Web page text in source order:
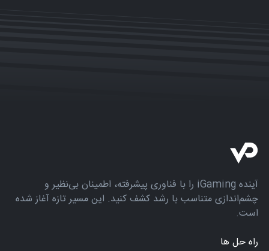
آینده iGaming را با فناوری پیشرفته، اطمینان بی‌نظیر و
چشم‌اندازی متناسب با رشد کشف کنید. این مسیر تازه آغاز شده
است.
راه حل ها